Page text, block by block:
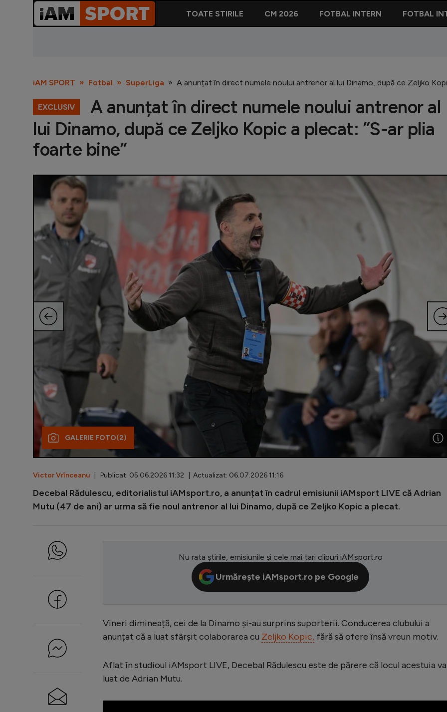
TOATE STIRILE CM 2026 FOTBAL INTERN FOTBAL
iAM SPORT Fotbal SuperLiga A anunțat în direct numele noului antrenor al lui Dinamo, după ce Zeljko
EXCLUSIV
A anunțat în direct numele noului antrenor al
lui Dinamo, după ce Zeljko Kopic a plecat: ”S-ar plia
foarte bine”
GALERIE FOTO(2)
Victor Vrînceanu | Publicat: 05.06.2026 11:32 | Actualizat: 06.07.2026 11:16
Decebal Rădulescu, editorialistul iAMsport.ro, a anunțat în cadrul emisiunii iAMsport LIVE că Adrian
Mutu (47 de ani) ar urma să fie noul antrenor al lui Dinamo, după ce Zeljko Kopic a plecat.
Nu rata știrile, emisiunile și cele mai tari clipuri iAMsport.ro
Urmărește iAMsport.ro pe Google
Vineri dimineață, cei de la Dinamo și-au surprins suporterii. Conducerea clubului a
anunțat că a luat sfârșit colaborarea cu Zeljko Kopic, fără să ofere însă vreun motiv.
Aflat în studioul iAMsport LIVE, Decebal Rădulescu este de părere că locul acestuia
luat de Adrian Mutu.